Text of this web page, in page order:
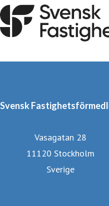
Svensk
Vasagatan 28
11120 Stockholm
Sverige